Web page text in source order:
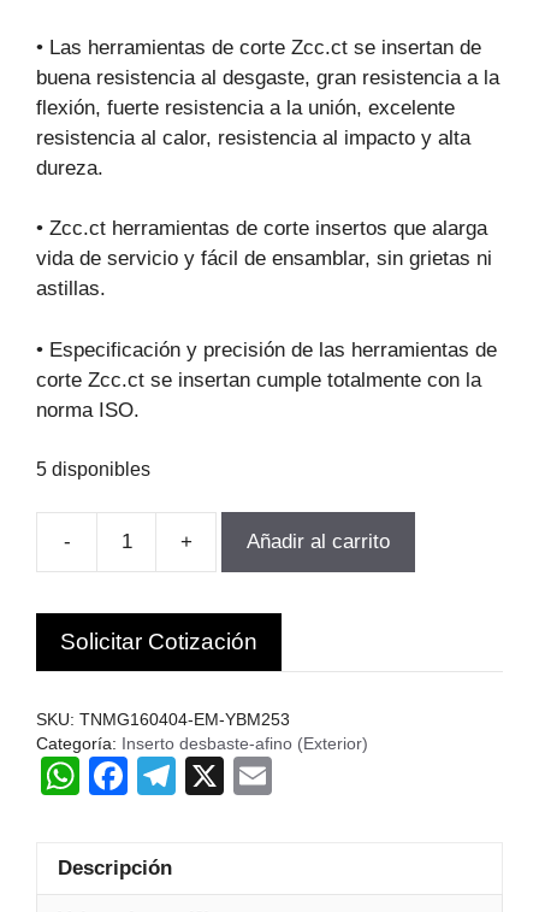
original
era:
$70.228.
actual
es:
$50.564.
• Las herramientas de corte Zcc.ct se insertan de
buena resistencia al desgaste, gran resistencia a la
flexión, fuerte resistencia a la unión, excelente
resistencia al calor, resistencia al impacto y alta
dureza.
• Zcc.ct herramientas de corte insertos que alarga
vida de servicio y fácil de ensamblar, sin grietas ni
astillas.
• Especificación y precisión de las herramientas de
corte Zcc.ct se insertan cumple totalmente con la
norma ISO.
5 disponibles
-
INSERTO
TNMG160404-
EM-
YBM253
cantidad
+ Añadir al carrito
Solicitar Cotización
SKU: TNMG160404-EM-YBM253
Categoría: Inserto desbaste-afino (Exterior)
W
at
s
F
c
e
T
gr
X
Descripción